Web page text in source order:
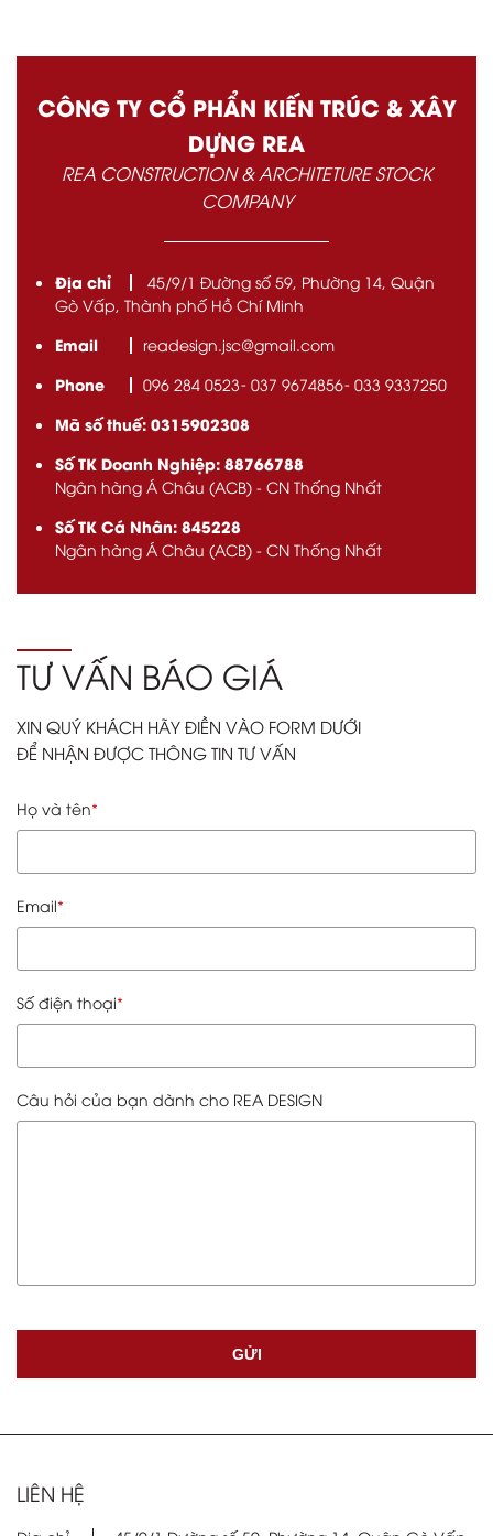
CÔNG TY CỔ PHẨN KIẾN TRÚC & XÂY
DỰNG REA
REA CONSTRUCTION & ARCHITETURE STOCK
COMPANY
Địa chỉ
45/9/1 Đường số 59, Phường 14, Quận
Gò Vấp, Thành phố Hồ Chí Minh
Email readesign.jsc@gmail.com
Phone 096 284 0523 037 9674856 033 9337250
Mã số thuế: 0315902308
Số TK Doanh Nghiệp: 88766788
Ngân hàng Á Châu (ACB) - CN Thống Nhất
Số TK Cá Nhân: 845228
Ngân hàng Á Châu (ACB) - CN Thống Nhất
TƯ VẤN BÁO GIÁ
XIN QUÝ KHÁCH HÃY ĐIỀN VÀO FORM DƯỚI
ĐỂ NHẬN ĐƯỢC THÔNG TIN TƯ VẤN
Họ và tên
Email
Số điện thoại
Câu hỏi của bạn dành cho REA DESIGN
GỬI
LIÊN HỆ